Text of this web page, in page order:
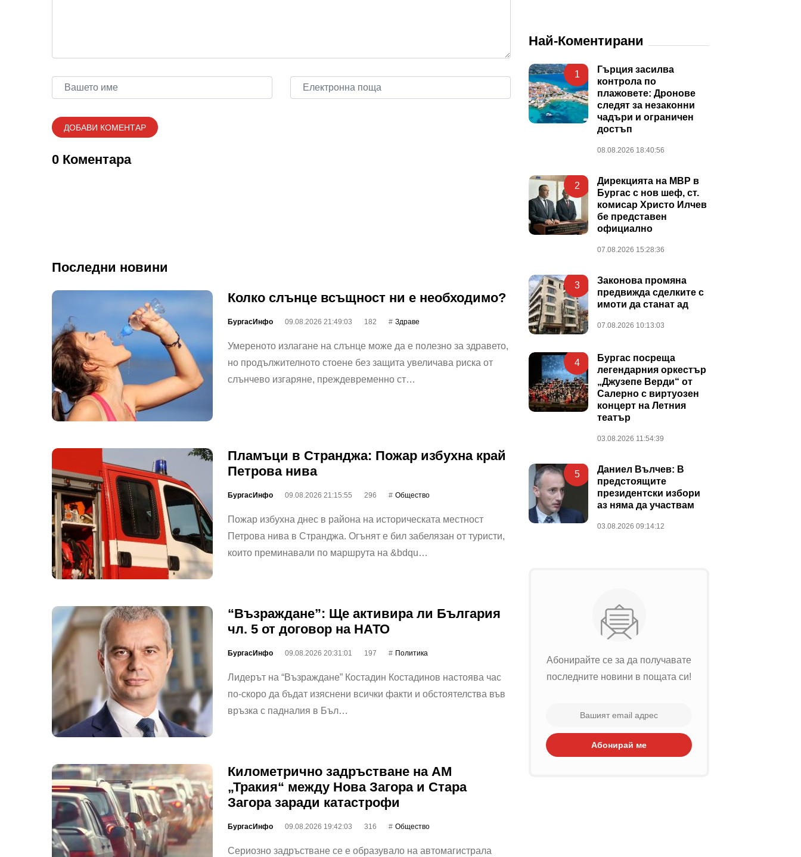
0 Коментара
Последни новини
Колко слънце всъщност ни е необходимо?
БургасИнфо 09.08.2026 21:49:03 182 Здраве
Умереното излагане на слънце може да е полезно за здравето,
но продължителното стоене без защита увеличава риска от
слънчево изгаряне, преждевременно ст…
Пламъци в Странджа: Пожар избухна край
Петрова нива
БургасИнфо 09.08.2026 21:15:55 296 Общество
Пожар избухна днес в района на историческата местност
Петрова нива в Странджа. Огънят е бил забелязан от туристи,
които преминавали по маршрута на &bdqu…
“Възраждане”: Ще активира ли България
чл. 5 от договор на НАТО
БургасИнфо 09.08.2026 20:31:01 197 Политика
Лидерът на “Възраждане” Костадин Костадинов настоява час
по-скоро да бъдат изяснени всички факти и обстоятелства във
връзка с падналия в Бъл…
Километрично задръстване на АМ
„Тракия“ между Нова Загора и Стара
Загора заради катастрофи
БургасИнфо 09.08.2026 19:42:03 316 Общество
Сериозно задръстване се е образувало на автомагистрала
Най-Коментирани
1
Гърция засилва
контрола по
плажовете: Дронове
следят за незаконни
чадъри и ограничен
достъп
08.08.2026 18:40:56
2
Дирекцията на МВР в
Бургас с нов шеф, ст.
комисар Христо Илчев
бе представен
официално
07.08.2026 15:28:36
3
Законова промяна
предвижда сделките с
имоти да станат ад
07.08.2026 10:13:03
4
Бургас посреща
легендарния оркестър
„Джузепе Верди“ от
Салерно с виртуозен
концерт на Летния
театър
03.08.2026 11:54:39
5
Даниел Вълчев: В
предстоящите
президентски избори
аз няма да участвам
03.08.2026 09:14:12
Абонирайте се за да получавате
последните новини в пощата си!
Абонирай ме